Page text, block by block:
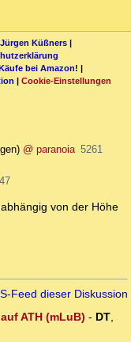
Küßners |
bei Amazon! |
| Cookie-Einstellungen
@ paranoia 5261
von der Höhe
Feed dieser Diskussion
ATH (mLuB) - DT,